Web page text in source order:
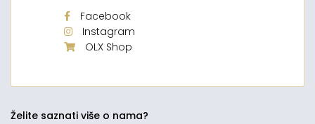
Facebook
Instagram
OLX Shop
Želite saznati više o nama?